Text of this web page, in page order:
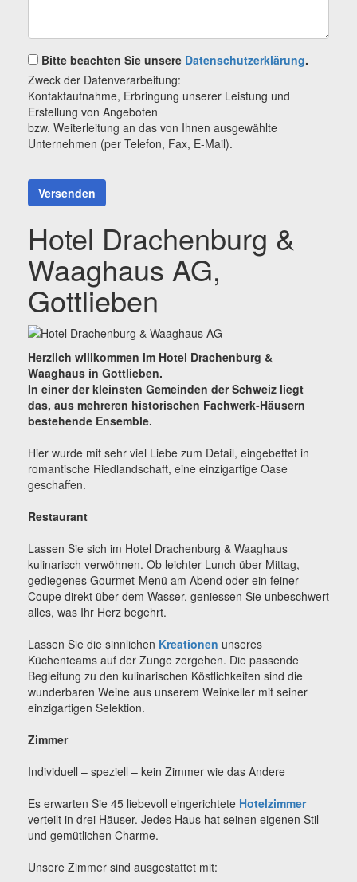
Bitte beachten Sie unsere Datenschutzerklärung.
Zweck der Datenverarbeitung:
Kontaktaufnahme, Erbringung unserer Leistung und
Erstellung von Angeboten
bzw. Weiterleitung an das von Ihnen ausgewählte
Unternehmen (per Telefon, Fax, E-Mail).
Versenden
Hotel Drachenburg &
Waaghaus AG,
Gottlieben
Herzlich willkommen im Hotel Drachenburg &
Waaghaus in Gottlieben.
In einer der kleinsten Gemeinden der Schweiz liegt
das, aus mehreren historischen Fachwerk-Häusern
bestehende Ensemble.
Hier wurde mit sehr viel Liebe zum Detail, eingebettet in
romantische Riedlandschaft, eine einzigartige Oase
geschaffen.
Restaurant
Lassen Sie sich im Hotel Drachenburg & Waaghaus
kulinarisch verwöhnen. Ob leichter Lunch über Mittag,
gediegenes Gourmet-Menü am Abend oder ein feiner
Coupe direkt über dem Wasser, geniessen Sie unbeschwert
alles, was Ihr Herz begehrt.
Lassen Sie die sinnlichen Kreationen unseres
Küchenteams auf der Zunge zergehen. Die passende
Begleitung zu den kulinarischen Köstlichkeiten sind die
wunderbaren Weine aus unserem Weinkeller mit seiner
einzigartigen Selektion.
Zimmer
Individuell – speziell – kein Zimmer wie das Andere
Es erwarten Sie 45 liebevoll eingerichtete Hotelzimmer
verteilt in drei Häuser. Jedes Haus hat seinen eigenen Stil
und gemütlichen Charme.
Unsere Zimmer sind ausgestattet mit: